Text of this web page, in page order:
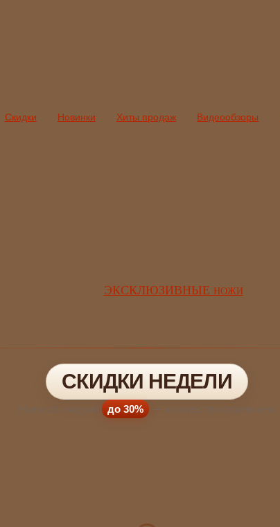
Скидки Новинки Хиты продаж Видеообзоры
ЭКСКЛЮЗИВНЫЕ НОЖИ
СКИДКИ НЕДЕЛИ
Ножи со скидкой до 30% — количество ограничено